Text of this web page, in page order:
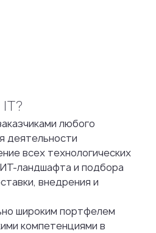
любого
деятельности
всех технологических
ландшафта и подбора
внедрения и
широким портфелем
компетенциями в